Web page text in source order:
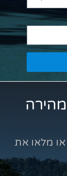
או מלאו את